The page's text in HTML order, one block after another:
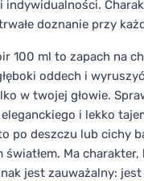
indywidualności.
doznanie przy
100 ml to zapach na
oddech i
w twojej głowie.
i lekko
po deszczu lub cichy
światłem. Ma
jest zauważalny: